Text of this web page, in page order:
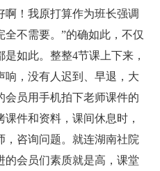
啊！我原打算作为班长强调
不需要。”的确如此，不仅
如此。整整4节课上下来，
响，没有人迟到、早退，大
会员用手机拍下老师课件的
件和资料，课间休息时，
，咨询问题。就连湖南社院
的会员们素质就是高，课堂